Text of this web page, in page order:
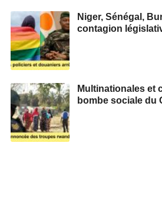
Niger, Sénégal,
contagion
Multinationales et
bombe sociale du